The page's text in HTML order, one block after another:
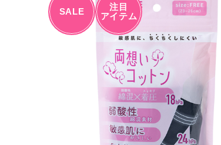
SALE
注目
アイテム